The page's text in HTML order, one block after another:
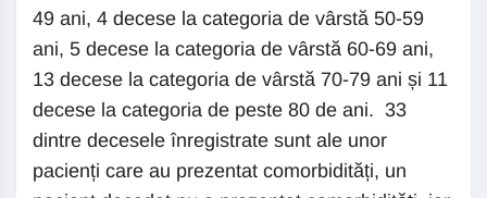
49 ani, 4 decese la categoria de vârstă 50-59
ani, 5 decese la categoria de vârstă 60-69 ani,
13 decese la categoria de vârstă 70-79 ani și 11
decese la categoria de peste 80 de ani. 33
dintre decesele înregistrate sunt ale unor
pacienți care au prezentat comorbidități, un